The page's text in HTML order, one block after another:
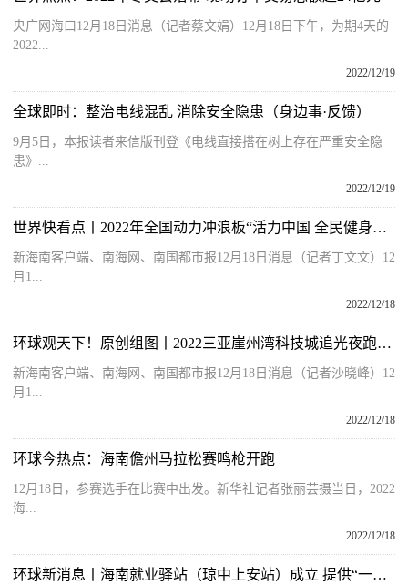
央广网海口12月18日消息（记者蔡文娟）12月18日下午，为期4天的
2022...
2022/12/19
全球即时：整治电线混乱 消除安全隐患（身边事·反馈）
9月5日，本报读者来信版刊登《电线直接搭在树上存在严重安全隐
患》...
2022/12/19
世界快看点丨2022年全国动力冲浪板“活力中国 全民健身月”主题活动闭幕
新海南客户端、南海网、南国都市报12月18日消息（记者丁文文）12
月1...
2022/12/18
环球观天下！原创组图丨2022三亚崖州湾科技城追光夜跑落幕
新海南客户端、南海网、南国都市报12月18日消息（记者沙晓峰）12
月1...
2022/12/18
环球今热点：海南儋州马拉松赛鸣枪开跑
12月18日，参赛选手在比赛中出发。新华社记者张丽芸摄当日，2022
海...
2022/12/18
环球新消息丨海南就业驿站（琼中上安站）成立 提供“一站式”就业服务